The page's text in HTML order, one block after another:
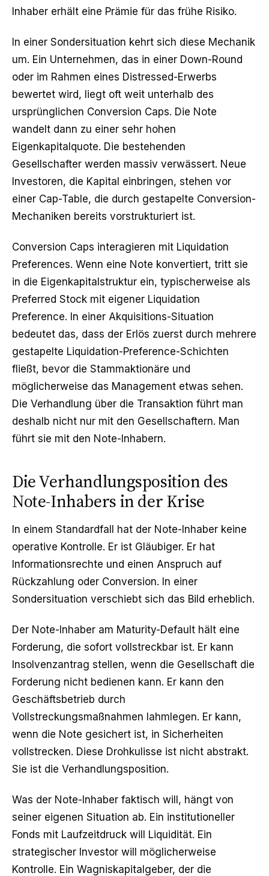
Inhaber erhält eine Prämie für das frühe Risiko.
In einer Sondersituation kehrt sich diese Mechanik
um. Ein Unternehmen, das in einer Down-Round
oder im Rahmen eines Distressed-Erwerbs
bewertet wird, liegt oft weit unterhalb des
ursprünglichen Conversion Caps. Die Note
wandelt dann zu einer sehr hohen
Eigenkapitalquote. Die bestehenden
Gesellschafter werden massiv verwässert. Neue
Investoren, die Kapital einbringen, stehen vor
einer Cap-Table, die durch gestapelte Conversion-
Mechaniken bereits vorstrukturiert ist.
Conversion Caps interagieren mit Liquidation
Preferences. Wenn eine Note konvertiert, tritt sie
in die Eigenkapitalstruktur ein, typischerweise als
Preferred Stock mit eigener Liquidation
Preference. In einer Akquisitions-Situation
bedeutet das, dass der Erlös zuerst durch mehrere
gestapelte Liquidation-Preference-Schichten
fließt, bevor die Stammaktionäre und
möglicherweise das Management etwas sehen.
Die Verhandlung über die Transaktion führt man
deshalb nicht nur mit den Gesellschaftern. Man
führt sie mit den Note-Inhabern.
Die Verhandlungsposition des
Note-Inhabers in der Krise
In einem Standardfall hat der Note-Inhaber keine
operative Kontrolle. Er ist Gläubiger. Er hat
Informationsrechte und einen Anspruch auf
Rückzahlung oder Conversion. In einer
Sondersituation verschiebt sich das Bild erheblich.
Der Note-Inhaber am Maturity-Default hält eine
Forderung, die sofort vollstreckbar ist. Er kann
Insolvenzantrag stellen, wenn die Gesellschaft die
Forderung nicht bedienen kann. Er kann den
Geschäftsbetrieb durch
Vollstreckungsmaßnahmen lahmlegen. Er kann,
wenn die Note gesichert ist, in Sicherheiten
vollstrecken. Diese Drohkulisse ist nicht abstrakt.
Sie ist die Verhandlungsposition.
Was der Note-Inhaber faktisch will, hängt von
seiner eigenen Situation ab. Ein institutioneller
Fonds mit Laufzeitdruck will Liquidität. Ein
strategischer Investor will möglicherweise
Kontrolle. Ein Wagniskapitalgeber, der die